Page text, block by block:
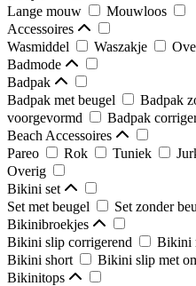
Lange mouw
Mouwloos
Accessoires
Wasmiddel
Waszakje
Badmode
Badpak
Badpak met beugel
Badpak
voorgevormd
Badpak
Beach Accessoires
Pareo
Rok Tuniek
Overig
Bikini set
Set met beugel
Set zonder
Bikinibroekjes
Bikini slip corrigerend
Bikini
Bikini short
Bikini slip met
Bikinitops